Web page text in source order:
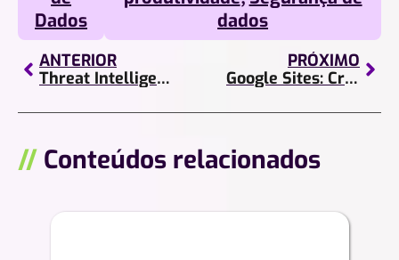
Dados
dados
ANTERIOR
Threat Intelligence: por que você precisa saber o que é?
PRÓXIMO
Google Sites: Crie sites sem escrever uma única linha de código!
// Conteúdos relacionados